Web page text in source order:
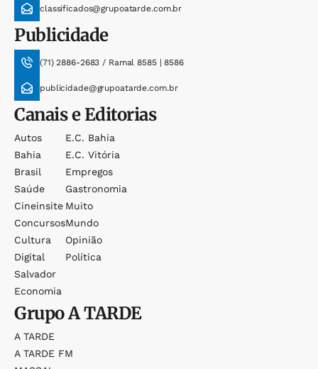
classificados@grupoatarde.com.br
Publicidade
(71) 2886-2683 / Ramal 8585 | 8586
publicidade@grupoatarde.com.br
Canais e Editorias
Autos
Bahia
Brasil
Saúde
Cineinsite
Concursos
Cultura
Digital
Salvador
Economia
E.c. Bahia
E.c. Vitória
Empregos
Gastronomia
Muito
Mundo
Opinião
Política
GrupoA TARDE
A TARDE
A TARDE FM